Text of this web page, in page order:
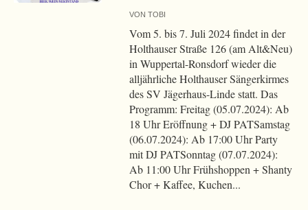
VONTOBI
Vom 5. bis 7. Juli 2024 findet in der
Holthauser Straße 126 (am Alt&Neu)
in Wuppertal-Ronsdorf wieder die
alljährliche Holthauser Sängerkirmes
des SV Jägerhaus-Linde statt. Das
Programm: Freitag (05.07.2024): Ab
18 Uhr Eröffnung + DJ PATSamstag
(06.07.2024): Ab 17:00 Uhr Party
mit DJ PATSonntag (07.07.2024):
Ab 11:00 Uhr Frühshoppen + Shanty
Chor + Kaffee, Kuchen...